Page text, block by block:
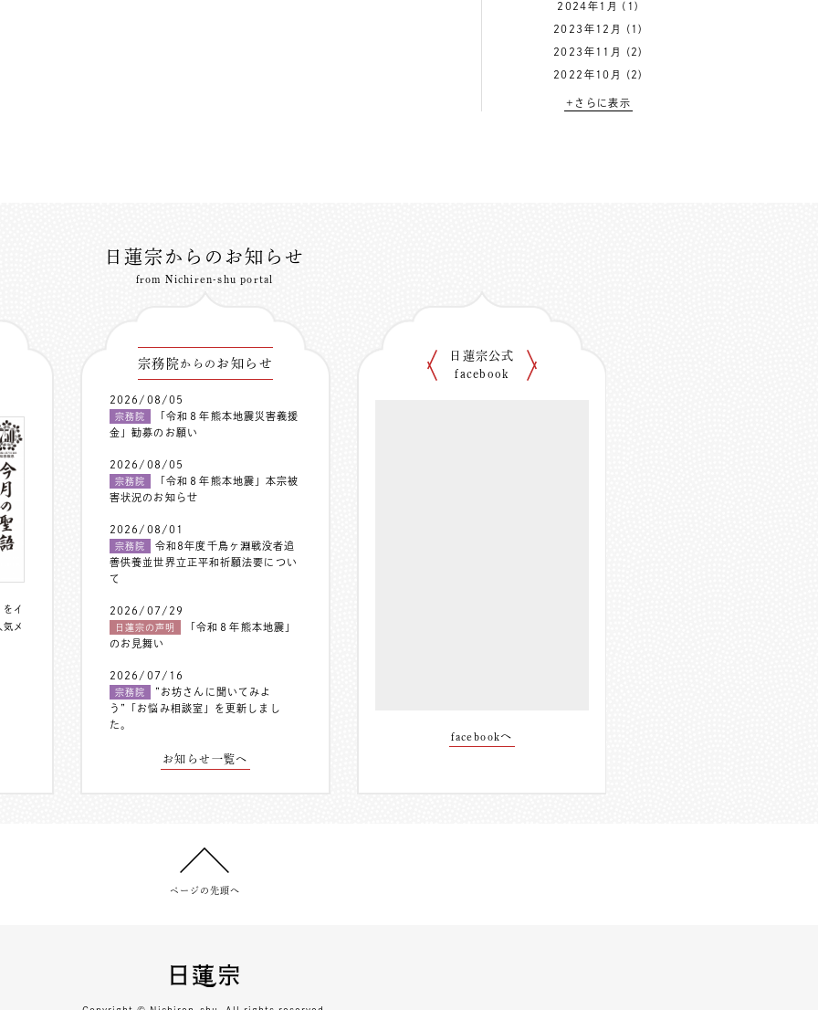
2024年1月 (1)
2023年12月 (1)
2023年11月 (2)
2022年10月 (2)
+さらに表示
日蓮宗からのお知らせ
from Nichiren-shu portal
イ
メ
宗務院からの お知らせ
2026/08/05
宗務院
「令和８年熊本地震災害義援
金」勧募のお願い
2026/08/05
宗務院
「令和８年熊本地震」本宗被
害状況のお知らせ
2026/08/01
宗務院
令和8年度千鳥ヶ淵戦没者追
善供養並世界立正平和祈願法要につい
て
2026/07/29
日蓮宗の声明
「令和８年熊本地震」
のお見舞い
2026/07/16
宗務院
”お坊さんに聞いてみよ
う”「お悩み相談室」を更新しまし
た。
お知らせ一覧へ
日蓮宗公式
facebook
facebookへ
ページの先頭へ